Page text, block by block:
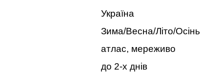
Україна
Зима/Весна/Літо/Осінь
атлас, мереживо
до 2-х днів